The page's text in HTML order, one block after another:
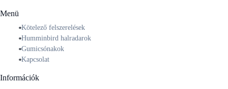
Menü
Kötelező felszerelések
Humminbird halradarok
Gumicsónakok
Kapcsolat
Információk